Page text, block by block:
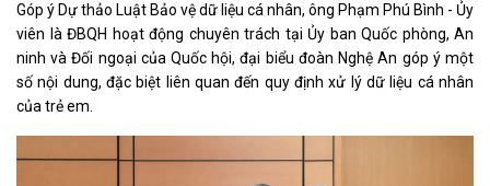
Góp ý Dự thảo Luật Bảo vệ dữ liệu cá nhân, ông Phạm Phú Bình - Ủy
viên là ĐBQH hoạt động chuyên trách tại Ủy ban Quốc phòng, An
ninh và Đối ngoại của Quốc hội, đại biểu đoàn Nghệ An góp ý một
số nội dung, đặc biệt liên quan đến quy định xử lý dữ liệu cá nhân
của trẻ em.